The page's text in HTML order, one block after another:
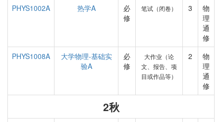
PHYS1002A
热学A
必
修
笔试（闭卷） 3
物
理
通
修
PHYS1008A
大学物理-基础实
验A
必
修
大作业（论
文、报告、项
目或作品等）
2
物
理
通
修
2秋